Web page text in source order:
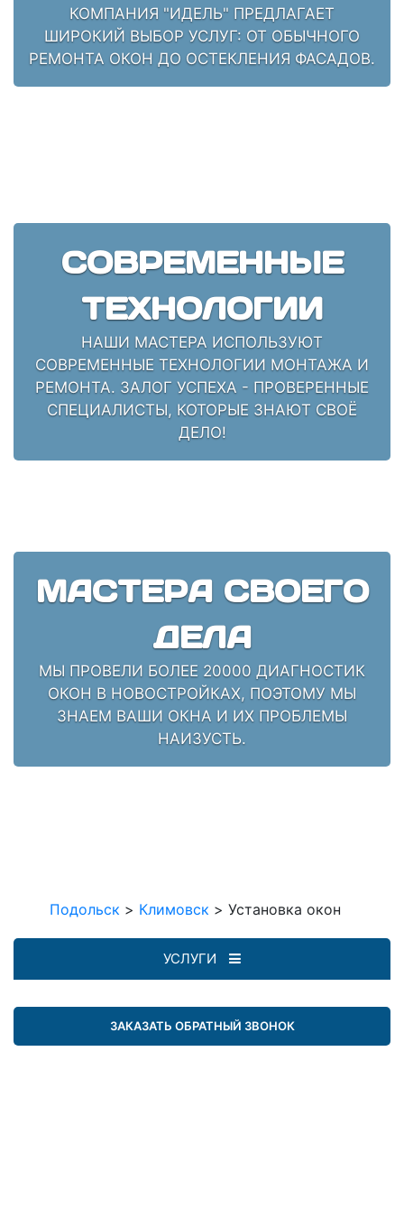
КОМПАНИЯ "ИДЕЛЬ" ПРЕДЛАГАЕТ
ШИРОКИЙ ВЫБОР УСЛУГ: ОТ ОБЫЧНОГО
РЕМОНТА ОКОН ДО ОСТЕКЛЕНИЯ ФАСАДОВ.
СОВРЕМЕННЫЕ
ТЕХНОЛОГИИ
НАШИ МАСТЕРА ИСПОЛЬЗУЮТ
СОВРЕМЕННЫЕ ТЕХНОЛОГИИ МОНТАЖА И
РЕМОНТА. ЗАЛОГ УСПЕХА - ПРОВЕРЕННЫЕ
СПЕЦИАЛИСТЫ, КОТОРЫЕ ЗНАЮТ СВОЁ
ДЕЛО!
МАСТЕРА СВОЕГО
ДЕЛА
МЫ ПРОВЕЛИ БОЛЕЕ 20000 ДИАГНОСТИК
ОКОН В НОВОСТРОЙКАХ, ПОЭТОМУ МЫ
ЗНАЕМ ВАШИ ОКНА И ИХ ПРОБЛЕМЫ
НАИЗУСТЬ.
Подольск > Климовск > Установка окон
УСЛУГИ
ЗАКАЗАТЬ ОБРАТНЫЙ ЗВОНОК